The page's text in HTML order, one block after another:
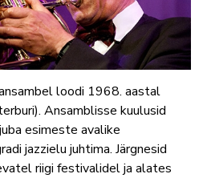
loodi 1968. aastal
Ansamblisse kuulusid
esimeste avalike
jazzielu juhtima. Järgnesid
riigi festivalidel ja alates